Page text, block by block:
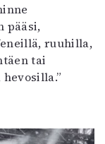
pääsi,
ruuhilla,
tai